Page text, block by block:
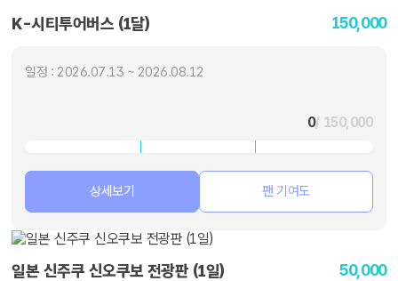
K-시티투어버스 (1달) 150,000
일정 : 2026.07.13 ~ 2026.08.12
0/ 150,000
상세보기 팬 기여도
일본 신주쿠 신오쿠보 전광판 (1일) 50,000